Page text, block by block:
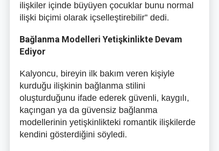
ilişkiler içinde büyüyen çocuklar bunu normal
ilişki biçimi olarak içselleştirebilir” dedi.
Bağlanma Modelleri Yetişkinlikte Devam
Ediyor
Kalyoncu, bireyin ilk bakım veren kişiyle
kurduğu ilişkinin bağlanma stilini
oluşturduğunu ifade ederek güvenli, kaygılı,
kaçıngan ya da güvensiz bağlanma
modellerinin yetişkinlikteki romantik ilişkilerde
kendini gösterdiğini söyledi.